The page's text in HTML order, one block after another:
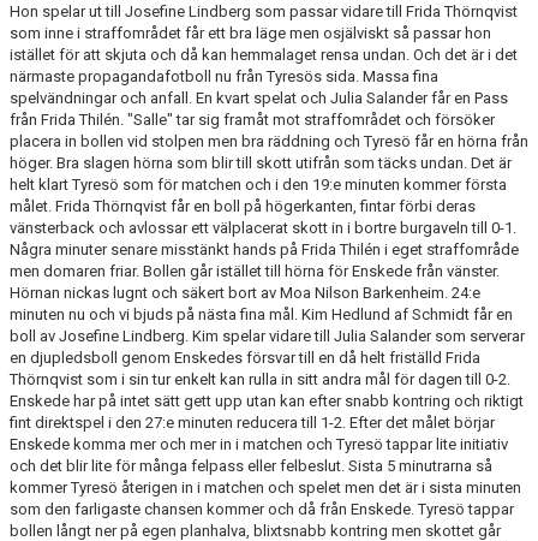
Hon spelar ut till Josefine Lindberg som passar vidare till Frida Thörnqvist
som inne i straffområdet får ett bra läge men osjälviskt så passar hon
istället för att skjuta och då kan hemmalaget rensa undan. Och det är i det
närmaste propagandafotboll nu från Tyresös sida. Massa fina
spelvändningar och anfall. En kvart spelat och Julia Salander får en Pass
från Frida Thilén. "Salle" tar sig framåt mot straffområdet och försöker
placera in bollen vid stolpen men bra räddning och Tyresö får en hörna från
höger. Bra slagen hörna som blir till skott utifrån som täcks undan. Det är
helt klart Tyresö som för matchen och i den 19:e minuten kommer första
målet. Frida Thörnqvist får en boll på högerkanten, fintar förbi deras
vänsterback och avlossar ett välplacerat skott in i bortre burgaveln till 0-1.
Några minuter senare misstänkt hands på Frida Thilén i eget straffområde
men domaren friar. Bollen går istället till hörna för Enskede från vänster.
Hörnan nickas lugnt och säkert bort av Moa Nilson Barkenheim. 24:e
minuten nu och vi bjuds på nästa fina mål. Kim Hedlund af Schmidt får en
boll av Josefine Lindberg. Kim spelar vidare till Julia Salander som serverar
en djupledsboll genom Enskedes försvar till en då helt friställd Frida
Thörnqvist som i sin tur enkelt kan rulla in sitt andra mål för dagen till 0-2.
Enskede har på intet sätt gett upp utan kan efter snabb kontring och riktigt
fint direktspel i den 27:e minuten reducera till 1-2. Efter det målet börjar
Enskede komma mer och mer in i matchen och Tyresö tappar lite initiativ
och det blir lite för många felpass eller felbeslut. Sista 5 minutrarna så
kommer Tyresö återigen in i matchen och spelet men det är i sista minuten
som den farligaste chansen kommer och då från Enskede. Tyresö tappar
bollen långt ner på egen planhalva, blixtsnabb kontring men skottet går